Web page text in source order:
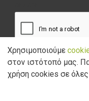
Έχω διαβάσει και
Χρησιμοποιούμε
στον ιστότοπό μας.
χρήση cookies σε όλες